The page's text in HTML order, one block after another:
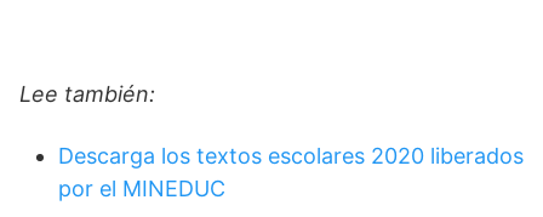
Lee también:
Descarga los textos escolares 2020 liberados
por el MINEDUC